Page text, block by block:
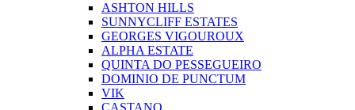
ASHTON HILLS
SUNNYCLIFF ESTATES
GEORGES VIGOUROUX
ALPHA ESTATE
QUINTA DO PESSEGUEIRO
DOMINIO DE PUNCTUM
VIK
CASTANO